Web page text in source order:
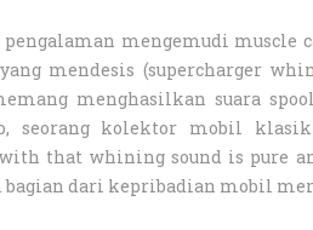
mengemudi muscle
mendesis (supercharger
menghasilkan suara
seorang kolektor mobil
with that whining sound is pure
bagian dari kepribadian mobil